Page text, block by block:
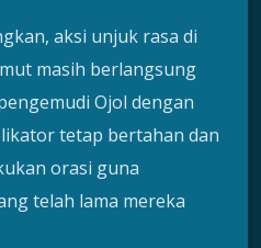
aksi unjuk rasa di
masih berlangsung
Ojol dengan
tetap bertahan dan
orasi guna
telah lama mereka